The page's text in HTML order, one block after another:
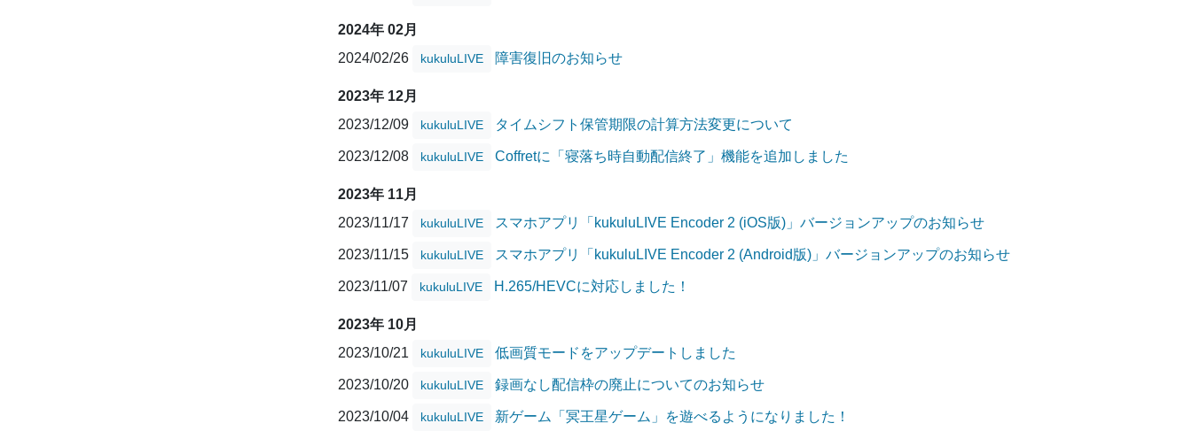
2024年 02月
2024/02/26
kukuluLIVE 障害復旧のお知らせ
2023年 12月
2023/12/09
kukuluLIVE タイムシフト保管期限の計算方法変更について
2023/12/08 kukuluLIVE Coffretに「寝落ち時自動配信終了」機能を追加しました
2023年 11月
2023/11/17
kukuluLIVE スマホアプリ「kukuluLIVE Encoder 2 (iOS版)」バージョンアップのお知らせ
2023/11/15 kukuluLIVE スマホアプリ「kukuluLIVE Encoder 2 (Android版)」バージョンアップのお知らせ
2023/11/07 kukuluLIVE H.265/HEVCに対応しました！
2023年 10月
2023/10/21
kukuluLIVE 低画質モードをアップデートしました
2023/10/20 kukuluLIVE 録画なし配信枠の廃止についてのお知らせ
2023/10/04 kukuluLIVE 新ゲーム「冥王星ゲーム」を遊べるようになりました！